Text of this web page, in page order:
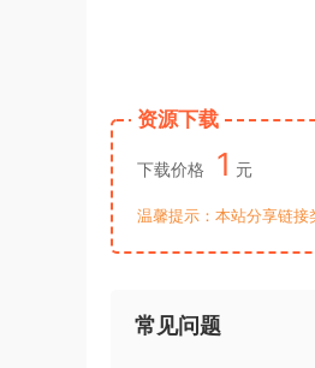
资源下载
下载价格 1 元
温馨提示：本站分享链
常见问题